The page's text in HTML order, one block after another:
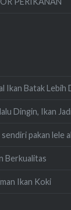
Ikan Batak Lebih
Dingin, Ikan
pakan lele
Berkualitas
Ikan Koki